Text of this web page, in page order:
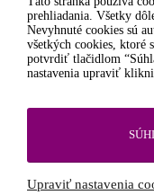
Súhlasím so
marketingové účely.
© 2026
prehliadania. Všetky
Nevyhnuté cookies sú
všetkých cookies, ktoré
potvrdiť tlačidlom
nastavenia upraviť
Upraviť nastavenia